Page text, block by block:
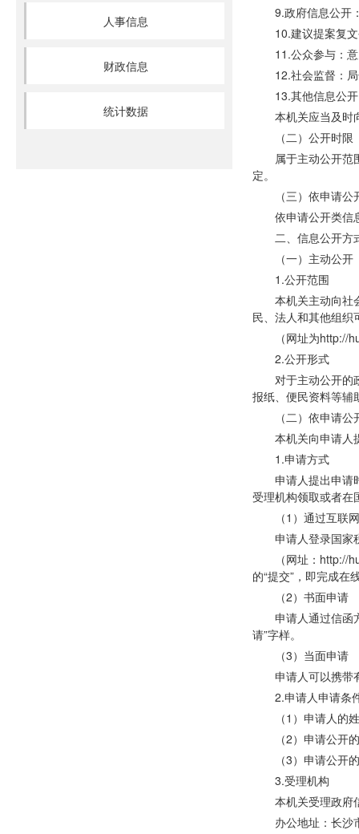
人事信息
财政信息
统计数据
9.政府信息公开
10.建议提案复
11.公众参与：
12.社会监督：
13.其他信息公
本机关应当及时
（二）公开时限
属于主动公开范
定。
（三）依申请公
依申请公开类信
二、信息公开方
（一）主动公开
1.公开范围
本机关主动向社
民、法人和其他组织
（网址为http://
2.公开形式
对于主动公开的
报纸、便民资料等辅
（二）依申请公
本机关向申请人
1.申请方式
申请人提出申请
受理机构领取或者在
（1）通过互联
申请人登录国家
（网址： http://
的“提交”，即完成在
（2）书面申请
申请人通过信函
请”字样。
（3）当面申请
申请人可以携带
2.申请人申请条
（1）申请人的
（2）申请公开
（3）申请公开
3.受理机构
本机关受理政府
办公地址：长沙